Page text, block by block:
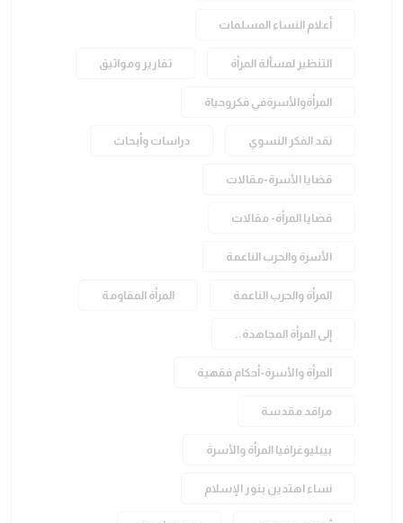
أعلام النساء المسلمات
التنظير لمسألة المرأة تقارير ومواثيق
المرأةوالأسرةفي فكروحياة
نقد الفكر النسوي دراسات وأبحاث
قضايا الأسرة-مقالات
قضايا المرأة- مقالات
الأسرة والحرب الناعمة
المرأة والحرب الناعمة المرأة المقاومة
إلى المرأة المجاهدة..
المرأة والأسرة-أحكام فقهية
مراقد مقدسة
بيبليوغرافيا المرأة والأسرة
نساء اهتدين بنور الإسلام